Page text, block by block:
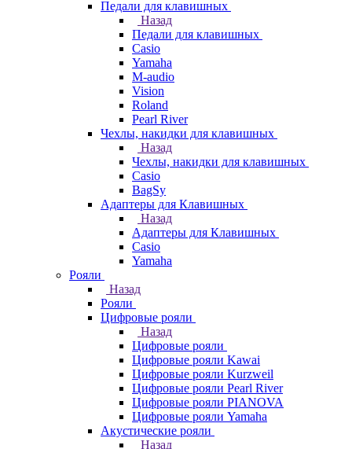
Педали для клавишных
Назад
Педали для клавишных
Casio
Yamaha
M-audio
Vision
Roland
Pearl River
Чехлы, накидки для клавишных
Назад
Чехлы, накидки для клавишных
Casio
BagSy
Адаптеры для Клавишных
Назад
Адаптеры для Клавишных
Casio
Yamaha
Рояли
Назад
Рояли
Цифровые рояли
Назад
Цифровые рояли
Цифровые рояли Kawai
Цифровые рояли Kurzweil
Цифровые рояли Pearl River
Цифровые рояли PIANOVA
Цифровые рояли Yamaha
Акустические рояли
Назад